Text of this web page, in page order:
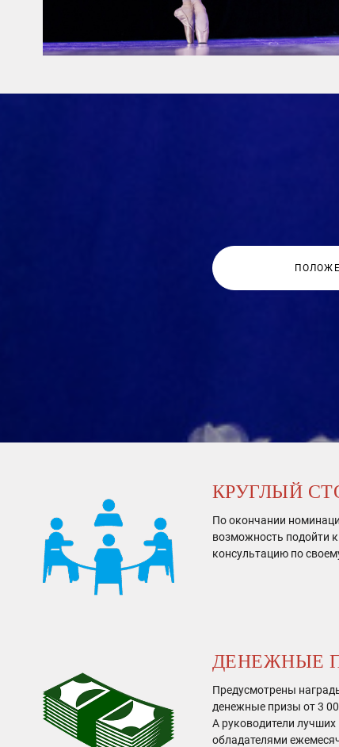
КРУГЛЫЙ
По окончании
возможность подойти
консультацию по
ДЕНЕЖНЫЕ
Предусмотрены
денежные призы от 3
А руководители лучших
обладателями